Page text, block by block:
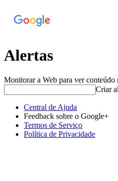
Alertas
Monitorar a Web para ver conteúdo
Criar
Central de Ajuda
Feedback sobre o Google+
Termos de Serviço
Política de Privacidade